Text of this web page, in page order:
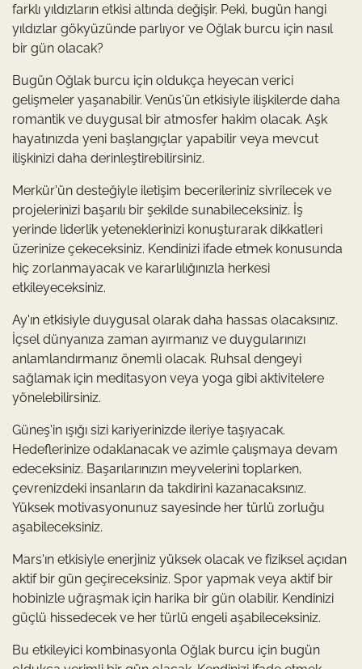
farklı yıldızların etkisi altında değişir. Peki, bugün hangi
yıldızlar gökyüzünde parlıyor ve Oğlak burcu için nasıl
bir gün olacak?
Bugün Oğlak burcu için oldukça heyecan verici
gelişmeler yaşanabilir. Venüs'ün etkisiyle ilişkilerde daha
romantik ve duygusal bir atmosfer hakim olacak. Aşk
hayatınızda yeni başlangıçlar yapabilir veya mevcut
ilişkinizi daha derinleştirebilirsiniz.
Merkür'ün desteğiyle iletişim becerileriniz sivrilecek ve
projelerinizi başarılı bir şekilde sunabileceksiniz. İş
yerinde liderlik yeteneklerinizi konuşturarak dikkatleri
üzerinize çekeceksiniz. Kendinizi ifade etmek konusunda
hiç zorlanmayacak ve kararlılığınızla herkesi
etkileyeceksiniz.
Ay'ın etkisiyle duygusal olarak daha hassas olacaksınız.
İçsel dünyanıza zaman ayırmanız ve duygularınızı
anlamlandırmanız önemli olacak. Ruhsal dengeyi
sağlamak için meditasyon veya yoga gibi aktivitelere
yönelebilirsiniz.
Güneş'in ışığı sizi kariyerinizde ileriye taşıyacak.
Hedeflerinize odaklanacak ve azimle çalışmaya devam
edeceksiniz. Başarılarınızın meyvelerini toplarken,
çevrenizdeki insanların da takdirini kazanacaksınız.
Yüksek motivasyonunuz sayesinde her türlü zorluğu
aşabileceksiniz.
Mars'ın etkisiyle enerjiniz yüksek olacak ve fiziksel açıdan
aktif bir gün geçireceksiniz. Spor yapmak veya aktif bir
hobinizle uğraşmak için harika bir gün olabilir. Kendinizi
güçlü hissedecek ve her türlü engeli aşabileceksiniz.
Bu etkileyici kombinasyonla Oğlak burcu için bugün